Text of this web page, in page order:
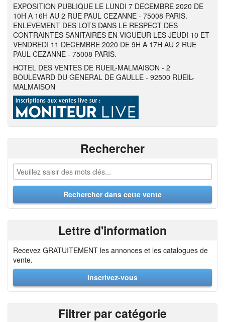
EXPOSITION PUBLIQUE LE LUNDI 7 DECEMBRE 2020 DE
10H A 16H AU 2 RUE PAUL CEZANNE - 75008 PARIS.
ENLEVEMENT DES LOTS DANS LE RESPECT DES
CONTRAINTES SANITAIRES EN VIGUEUR LES JEUDI 10 ET
VENDREDI 11 DECEMBRE 2020 DE 9H A 17H AU 2 RUE
PAUL CEZANNE - 75008 PARIS.
HOTEL DES VENTES DE RUEIL-MALMAISON - 2
BOULEVARD DU GENERAL DE GAULLE - 92500 RUEIL-
MALMAISON
Rechercher
Lettre d'information
Recevez GRATUITEMENT les annonces et les catalogues de
vente.
Inscrivez-vous
Filtrer par catégorie